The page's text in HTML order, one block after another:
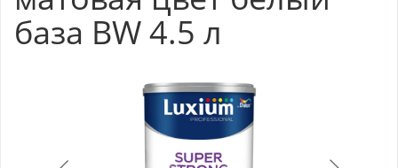
база BW 4.5 л